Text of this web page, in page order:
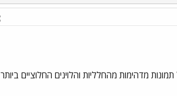
מדהימות מהחלליות והלוינים החלוציים ביותר